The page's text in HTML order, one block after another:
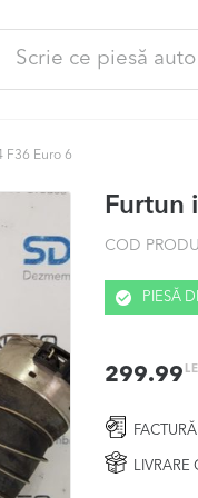
F36 Euro 6
Furtun
COD
PIESĂ
299.99 LEI
FACTURĂ
LIVRARE